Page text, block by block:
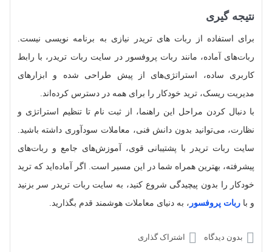
نتیجه‌ گیری
برای استفاده از ربات‌ های تریدر نیازی به برنامه‌ نویسی نیست.
ربات‌های آماده، مانند ربات پروفسور در سایت ربات تریدر، با رابط
کاربری ساده، استراتژی‌های از پیش طراحی‌ شده و ابزارهای
مدیریت ریسک، ترید خودکار را برای همه در دسترس کرده‌اند.
با دنبال کردن مراحل این راهنما، از ثبت‌ نام تا تنظیم استراتژی و
نظارت، می‌توانید بدون دانش فنی، معاملات سودآوری داشته باشید.
سایت ربات تریدر با پشتیبانی قوی، آموزش‌های جامع و ربات‌های
پیشرفته، بهترین همراه شما در این مسیر است. اگر آماده‌اید که ترید
خودکار را بدون پیچیدگی شروع کنید، به سایت ربات تریدر سر بزنید
و با ربات پروفسور ، به دنیای معاملات هوشمند قدم بگذارید.
بدون دیدگاه اشتراک گذاری